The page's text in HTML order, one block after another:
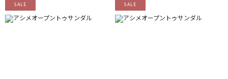
この条件で絞り込む
SALE SALE